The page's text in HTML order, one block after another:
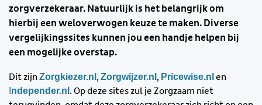
zorgverzekeraar. Natuurlijk is het belangrijk om
hierbij een weloverwogen keuze te maken. Diverse
vergelijkingssites kunnen jou een handje helpen bij
een mogelijke overstap.
Dit zijnZorgkiezer.nl , Zorgwijzer.nl , Pricewise.nl en
ndepender.nl . Op deze sites zul je Zorgzaam niet